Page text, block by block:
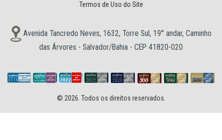
Termos de Uso do Site
Avenida Tancredo Neves, 1632, Torre Sul, 19° andar, Caminho
das Árvores - Salvador/Bahia - CEP 41820-020
© 2026. Todos os direitos reservados.